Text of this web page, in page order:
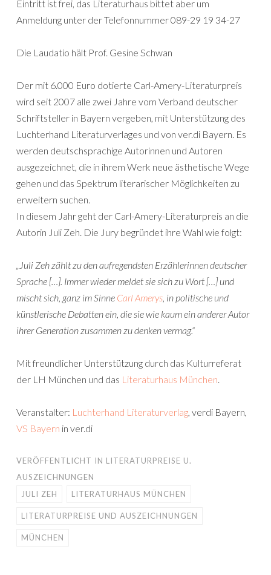
Eintritt ist frei, das Literaturhaus bittet aber um
Anmeldung unter der Telefonnummer 089-29 19 34-27
Die Laudatio hält Prof. Gesine Schwan
Der mit 6.000 Euro dotierte Carl-Amery-Literaturpreis
wird seit 2007 alle zwei Jahre vom Verband deutscher
Schriftsteller in Bayern vergeben, mit Unterstützung des
Luchterhand Literaturverlages und von ver.di Bayern. Es
werden deutschsprachige Autorinnen und Autoren
ausgezeichnet, die in ihrem Werk neue ästhetische Wege
gehen und das Spektrum literarischer Möglichkeiten zu
erweitern suchen.
In diesem Jahr geht der Carl-Amery-Literaturpreis an die
Autorin Juli Zeh. Die Jury begründet ihre Wahl wie folgt:
„Juli Zeh zählt zu den aufregendsten Erzählerinnen deutscher
Sprache […]. Immer wieder meldet sie sich zu Wort […] und
mischt sich, ganz im Sinne Carl Amerys, in politische und
künstlerische Debatten ein, die sie wie kaum ein anderer Autor
ihrer Generation zusammen zu denken vermag.“
Mit freundlicher Unterstützung durch das Kulturreferat
der LH München und das Literaturhaus München.
Veranstalter: Luchterhand Literaturverlag, verdi Bayern,
VS Bayern in ver.di
VERÖFFENTLICHT IN LITERATURPREISE U.
AUSZEICHNUNGEN
JULI ZEH
LITERATURHAUS MÜNCHEN
LITERATURPREISE UND AUSZEICHNUNGEN
MÜNCHEN